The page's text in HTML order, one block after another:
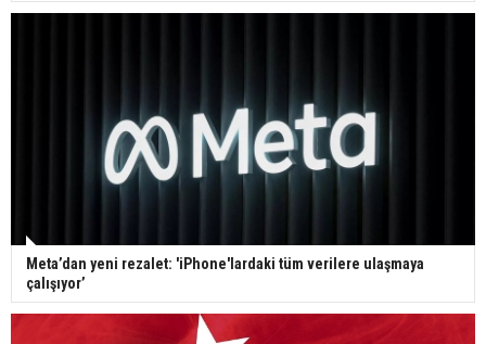
Meta’dan yeni rezalet: 'iPhone'lardaki tüm verilere ulaşmaya
çalışıyor’